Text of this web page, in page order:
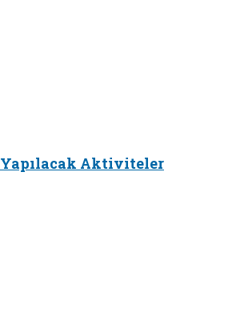
Yapılacak Aktiviteler